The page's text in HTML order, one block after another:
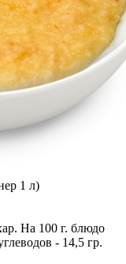
1 л)
На 100 г. блюдо
- 14,5 гр.